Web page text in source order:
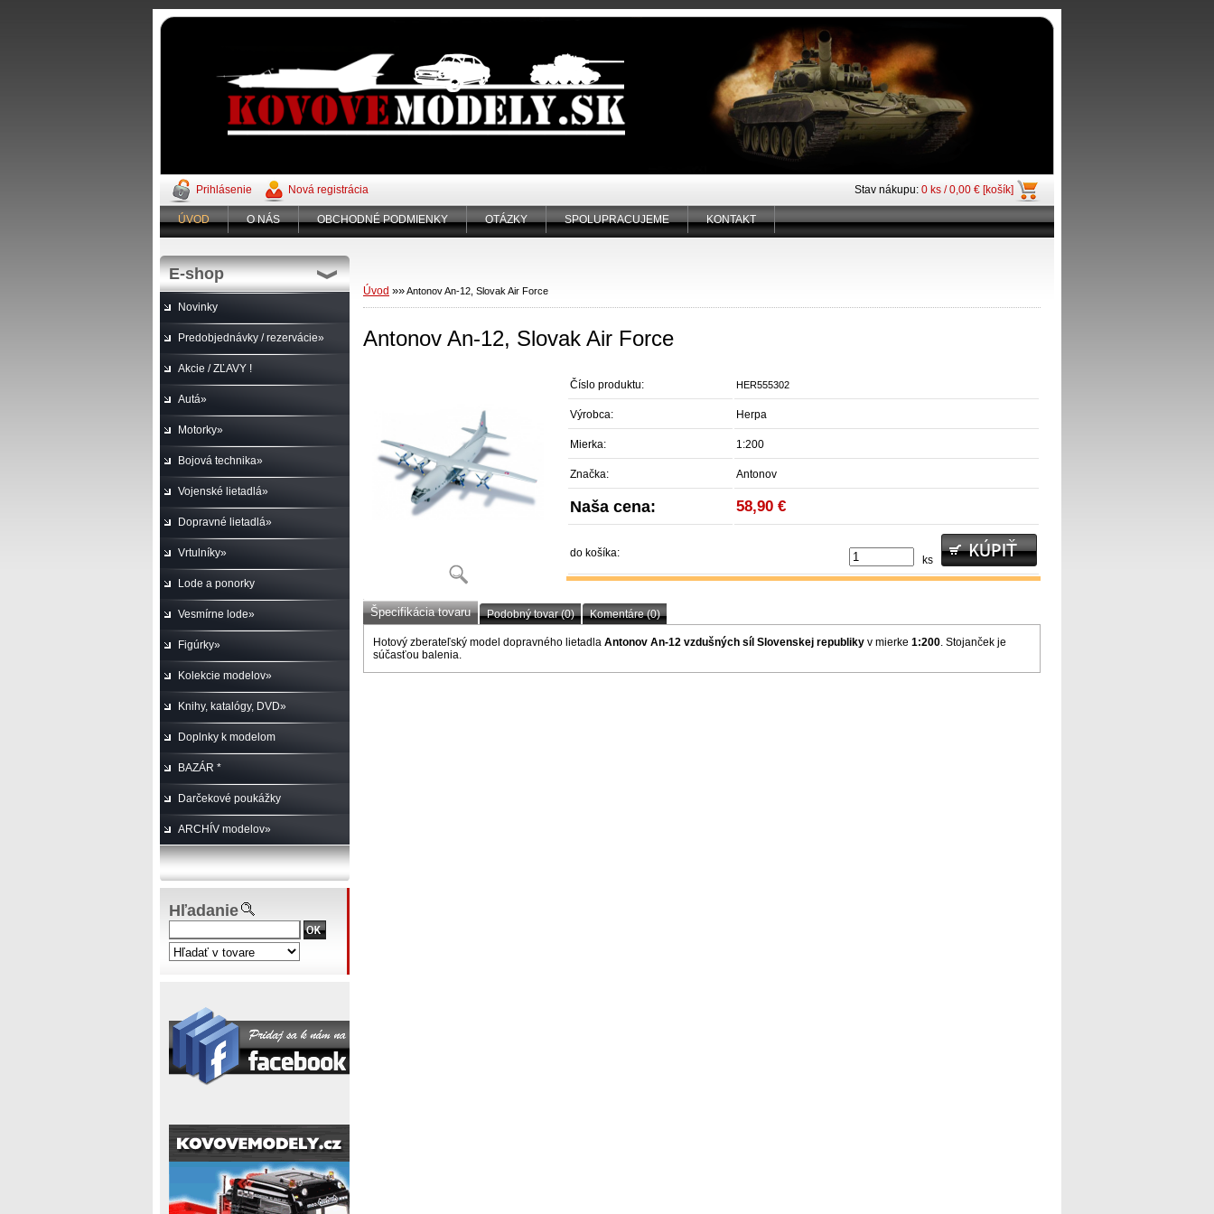
Prihlásenie Nová registrácia Stav nákupu: 0 ks / 0,00 € [košík]
ÚVOD O NÁS OBCHODNÉ PODMIENKY OTÁZKY SPOLUPRACUJEME KONTAKT
E-shop
Novinky
Predobjednávky / rezervácie»
Akcie / ZĽAVY !
Autá»
Motorky»
Bojová technika»
Vojenské lietadlá»
Dopravné lietadlá»
Vrtulníky»
Lode a ponorky
Vesmírne lode»
Figúrky»
Kolekcie modelov»
Knihy, katalógy, DVD»
Doplnky k modelom
BAZÁR *
Darčekové poukážky
ARCHÍV modelov»
Hľadanie
Úvod »»Antonov An-12, Slovak Air Force
Antonov An-12, Slovak Air Force
Číslo produktu: HER555302
Výrobca: Herpa
Mierka: 1:200
Značka: Antonov
Naša cena: 58,90 €
do košíka:
ks
Špecifikácia tovaru Podobný tovar (0) Komentáre (0)
Hotový zberateľský model dopravného lietadla Antonov An-12 vzdušných síl Slovenskej republiky v mierke 1:200. Stojanček je
súčasťou balenia.